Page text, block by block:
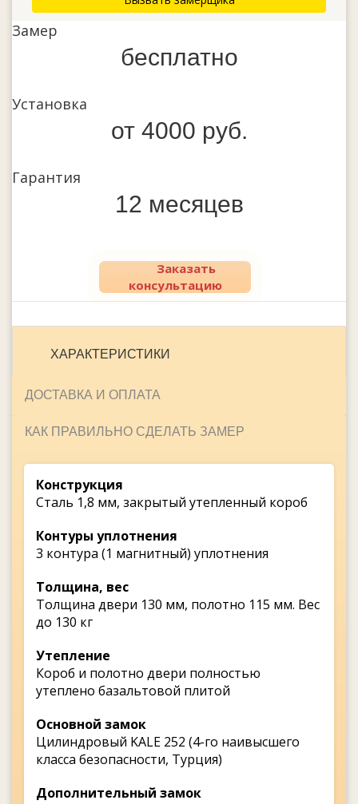
Замер
бесплатно
Установка
от 4000 руб.
Гарантия
12 месяцев
Заказать
консультацию
ХАРАКТЕРИСТИКИ
ДОСТАВКА И ОПЛАТА
КАК ПРАВИЛЬНО СДЕЛАТЬ ЗАМЕР
Конструкция
Сталь 1,8 мм, закрытый утепленный короб
Контуры уплотнения
3 контура (1 магнитный) уплотнения
Толщина, вес
Толщина двери 130 мм, полотно 115 мм. Вес
до 130 кг
Утепление
Короб и полотно двери полностью
утеплено базальтовой плитой
Основной замок
Цилиндровый KALE 252 (4-го наивысшего
класса безопасности, Турция)
Дополнительный замок